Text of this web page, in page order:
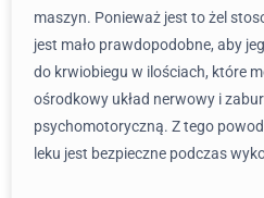
maszyn. Ponieważ jest to żel
jest mało prawdopodobne, aby
do krwiobiegu w ilościach, które
ośrodkowy układ nerwowy i
psychomotoryczną. Z tego
leku jest bezpieczne podczas